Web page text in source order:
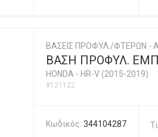
ΒΑΣΕΙΣ ΠΡΟΦΥΛ./ΦΤΕΡΩΝ -
ΒΑΣΗ ΠΡΟΦΥΛ.
HONDA - HR-V (2015-2019)
#121122
Κωδικός: 344104287